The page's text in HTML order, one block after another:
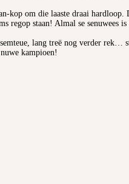
om die laaste draai
staan! Almal se senuwees
lang treë nog verder rek…
kampioen!